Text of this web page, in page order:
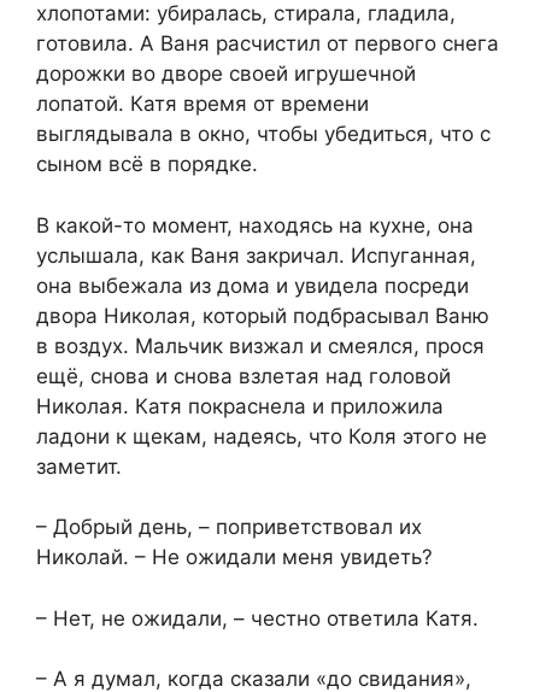
хлопотами: убиралась, стирала, гладила,
готовила. А Ваня расчистил от первого снега
дорожки во дворе своей игрушечной
лопатой. Катя время от времени
выглядывала в окно, чтобы убедиться, что с
сыном всё в порядке.
В какой-то момент, находясь на кухне, она
услышала, как Ваня закричал. Испуганная,
она выбежала из дома и увидела посреди
двора Николая, который подбрасывал Ваню
в воздух. Мальчик визжал и смеялся, прося
ещё, снова и снова взлетая над головой
Николая. Катя покраснела и приложила
ладони к щекам, надеясь, что Коля этого не
заметит.
– Добрый день, – поприветствовал их
Николай. – Не ожидали меня увидеть?
– Нет, не ожидали, – честно ответила Катя.
– А я думал, когда сказали «до свидания»,